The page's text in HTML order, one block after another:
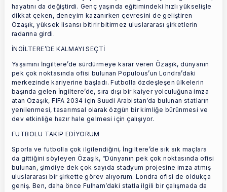
hayatını da değiştirdi. Genç yaşında eğitimindeki hızlı yükselişle
dikkat çeken, deneyim kazanırken çevresini de geliştiren
Özaşık, yüksek lisansı bitirir bitirmez uluslararası şirketlerin
radarına girdi.
İNGİLTERE’DE KALMAYI SEÇTİ
Yaşamını İngiltere’de sürdürmeye karar veren Özaşık, dünyanın
pek çok noktasında ofisi bulunan Populous’un Londra’daki
merkezinde kariyerine başladı. Futbolla özdeşleşen ülkelerin
başında gelen İngiltere’de, sıra dışı bir kaiyer yolculuğuna imza
atan Özaşık, FIFA 2034 için Suudi Arabistan’da bulunan statların
yenilenmesi, tasarımsal olarak özgün bir kimliğe bürünmesi ve
dev etkinliğe hazır hale gelmesi için çalışıyor.
FUTBOLU TAKİP EDİYORUM
Sporla ve futbolla çok ilgilendiğini, İngiltere’de sık sık maçlara
da gittiğini söyleyen Özaşık, “Dünyanın pek çok noktasında ofisi
bulunan, şimdiye dek çok sayıda stadyum projesine imza atmış
uluslararası bir şirkette görev alıyorum. Londra ofisi de oldukça
geniş. Ben, daha önce Fulham’daki statla ilgili bir çalışmada da